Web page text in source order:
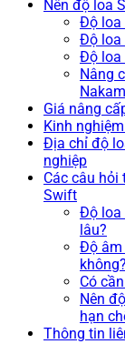
Nên độ loa
Độ loa
Độ loa
Độ loa
Nâng
Giá nâng
Kinh
Địa chỉ độ
nghiệp
Các câu hỏi
Swift
Độ loa
lâu?
Độ âm
không?
Có
Nên
hạn
Thông tin